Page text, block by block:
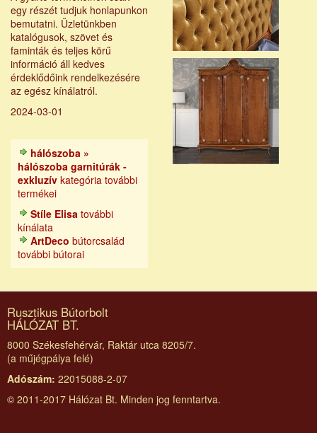
egy részét tudjuk honlapunkon
bemutatni. Üzletünkben
katalógusok, szövet és
faminták és teljes körű
információ áll kedves
érdeklődőink rendelkezésére
az egész kínálatról.
2024-03-01
hálószoba »
hálószoba garnitúrák -
exkluzív kategória további
termékei
Stíle Elisa további
kínálata
ArtDeco bútorcsalád
további bútorai
Rusztikus Bútorbolt
HÁLÓZAT BT.
8000 Székesfehérvár, Raktár utca 8205/7.
(a műjégpálya felé)
Adószám: 22015088-2-07
© 2011-2017 Hálózat Bt. Minden jog fenntartva.